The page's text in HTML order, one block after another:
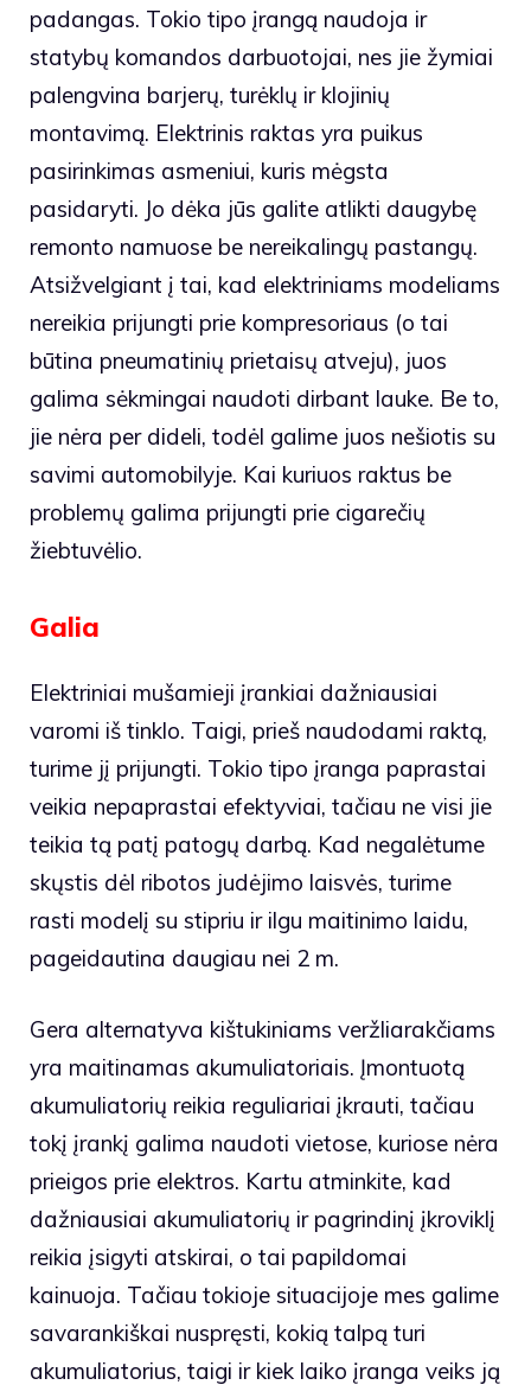
padangas. Tokio tipo įrangą naudoja ir
statybų komandos darbuotojai, nes jie žymiai
palengvina barjerų, turėklų ir klojinių
montavimą. Elektrinis raktas yra puikus
pasirinkimas asmeniui, kuris mėgsta
pasidaryti. Jo dėka jūs galite atlikti daugybę
remonto namuose be nereikalingų pastangų.
Atsižvelgiant į tai, kad elektriniams modeliams
nereikia prijungti prie kompresoriaus (o tai
būtina pneumatinių prietaisų atveju), juos
galima sėkmingai naudoti dirbant lauke. Be to,
jie nėra per dideli, todėl galime juos nešiotis su
savimi automobilyje. Kai kuriuos raktus be
problemų galima prijungti prie cigarečių
žiebtuvėlio.
Galia
Elektriniai mušamieji įrankiai dažniausiai
varomi iš tinklo. Taigi, prieš naudodami raktą,
turime jį prijungti. Tokio tipo įranga paprastai
veikia nepaprastai efektyviai, tačiau ne visi jie
teikia tą patį patogų darbą. Kad negalėtume
skųstis dėl ribotos judėjimo laisvės, turime
rasti modelį su stipriu ir ilgu maitinimo laidu,
pageidautina daugiau nei 2 m.
Gera alternatyva kištukiniams veržliarakčiams
yra maitinamas akumuliatoriais. Įmontuotą
akumuliatorių reikia reguliariai įkrauti, tačiau
tokį įrankį galima naudoti vietose, kuriose nėra
prieigos prie elektros. Kartu atminkite, kad
dažniausiai akumuliatorių ir pagrindinį įkroviklį
reikia įsigyti atskirai, o tai papildomai
kainuoja. Tačiau tokioje situacijoje mes galime
savarankiškai nuspręsti, kokią talpą turi
akumuliatorius, taigi ir kiek laiko įranga veiks ją